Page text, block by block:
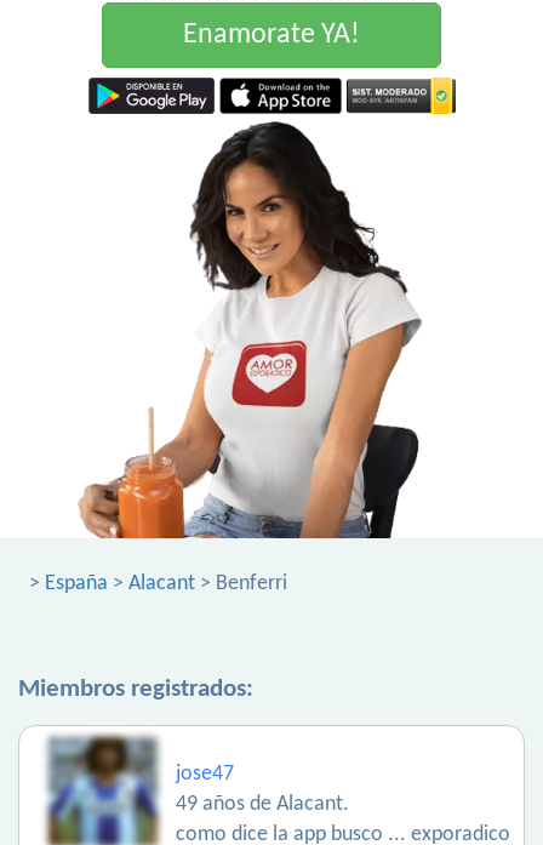
Enamorate YA!
> España > Alacant > Benferri
Miembros registrados:
jose47
49 años de Alacant.
como dice la app busco ... exporadico